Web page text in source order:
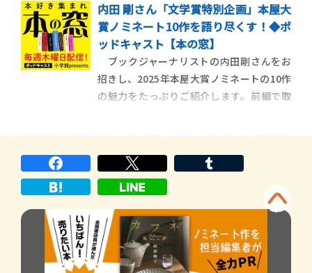
中に〝「愛する人の髪にそっと指を通すし
ぐさ」を表す〟と書かれていた。知らない
言葉なのに、すっと心にしみ込んでくる。そ
う、この不思議に優しい響きを持つタイト
ルは思いもし
内田 剛さん「文学賞特別企画」本屋大
賞ノミネート10作を語り尽くす！◆ポ
ッドキャスト【本の窓】
ブックジャーナリストの内田剛さんをお
招きし、2025年本屋大賞ノミネートの10作
の魅力をたっぷりご紹介します。前編で取
か愛とかやさしさなら』、野崎まどさん
『小説』の５作です。